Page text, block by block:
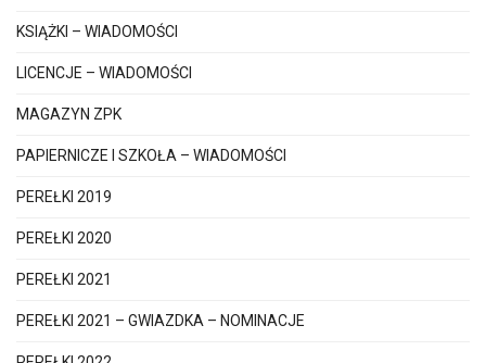
KSIĄŻKI – WIADOMOŚCI
LICENCJE – WIADOMOŚCI
MAGAZYN ZPK
PAPIERNICZE I SZKOŁA – WIADOMOŚCI
PEREŁKI 2019
PEREŁKI 2020
PEREŁKI 2021
PEREŁKI 2021 – GWIAZDKA – NOMINACJE